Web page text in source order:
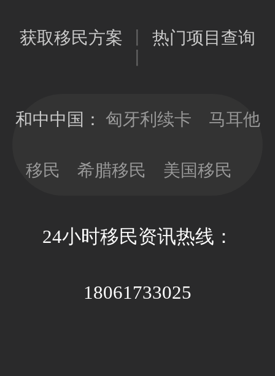
观点是，在移
看，以免因政
本和时间成
理，不用登陆
发10年有效
期；目前换新
民监的要求，
可以放心更新
约3-4个月，全
获取移民方案
热门项目查询
和中中国： 匈牙利续卡 马耳他
移民 希腊移民 美国移民
24小时移民资讯热线：
18061733025